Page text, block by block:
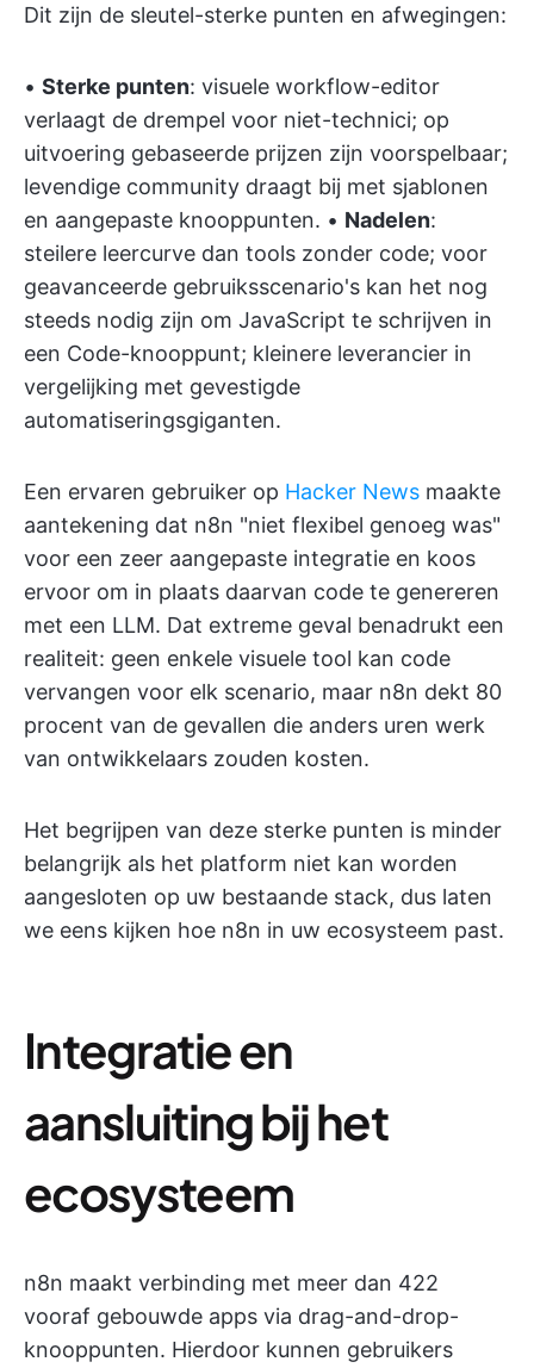
Dit zijn de sleutel-sterke punten en afwegingen:
• Sterke punten: visuele workflow-editor
verlaagt de drempel voor niet-technici; op
uitvoering gebaseerde prijzen zijn voorspelbaar;
levendige community draagt bij met sjablonen
en aangepaste knooppunten. • Nadelen:
steilere leercurve dan tools zonder code; voor
geavanceerde gebruiksscenario's kan het nog
steeds nodig zijn om JavaScript te schrijven in
een Code-knooppunt; kleinere leverancier in
vergelijking met gevestigde
automatiseringsgiganten.
Een ervaren gebruiker op Hacker News maakte
aantekening dat n8n "niet flexibel genoeg was"
voor een zeer aangepaste integratie en koos
ervoor om in plaats daarvan code te genereren
met een LLM. Dat extreme geval benadrukt een
realiteit: geen enkele visuele tool kan code
vervangen voor elk scenario, maar n8n dekt 80
procent van de gevallen die anders uren werk
van ontwikkelaars zouden kosten.
Het begrijpen van deze sterke punten is minder
belangrijk als het platform niet kan worden
aangesloten op uw bestaande stack, dus laten
we eens kijken hoe n8n in uw ecosysteem past.
Integratie en
aansluiting bij het
ecosysteem
n8n maakt verbinding met meer dan 422
vooraf gebouwde apps via drag-and-drop-
knooppunten. Hierdoor kunnen gebruikers